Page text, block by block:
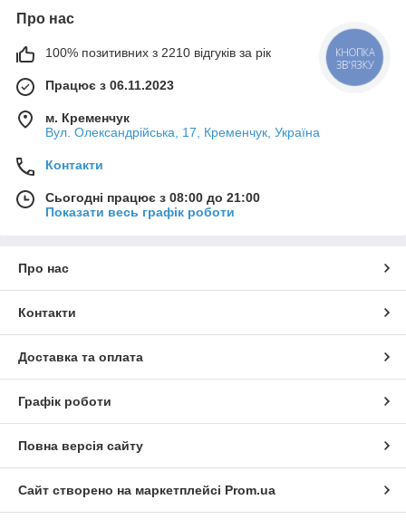
Про нас
100% позитивних з 2210 відгуків за рік
Працює з 06.11.2023
м. Кременчук
Вул. Олександрійська, 17, Кременчук, Україна
Контакти
Сьогодні працює з 08:00 до 21:00
Показати весь графік роботи
Про нас
Контакти
Доставка та оплата
Графік роботи
Повна версія сайту
Сайт створено на маркетплейсі Prom.ua
КНОПКА
ЗВ'ЯЗКУ